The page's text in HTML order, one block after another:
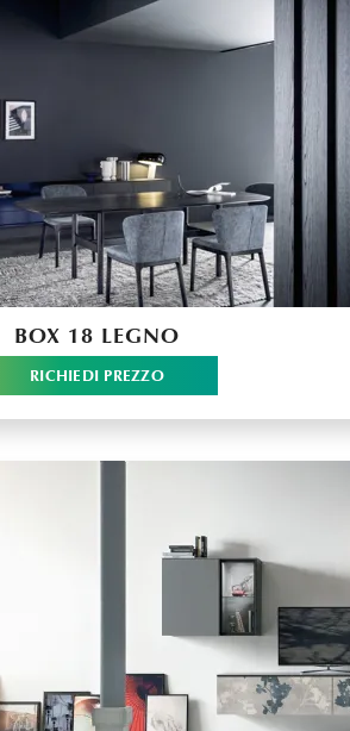
BOX 18 LEGNO
RICHIEDI PREZZO